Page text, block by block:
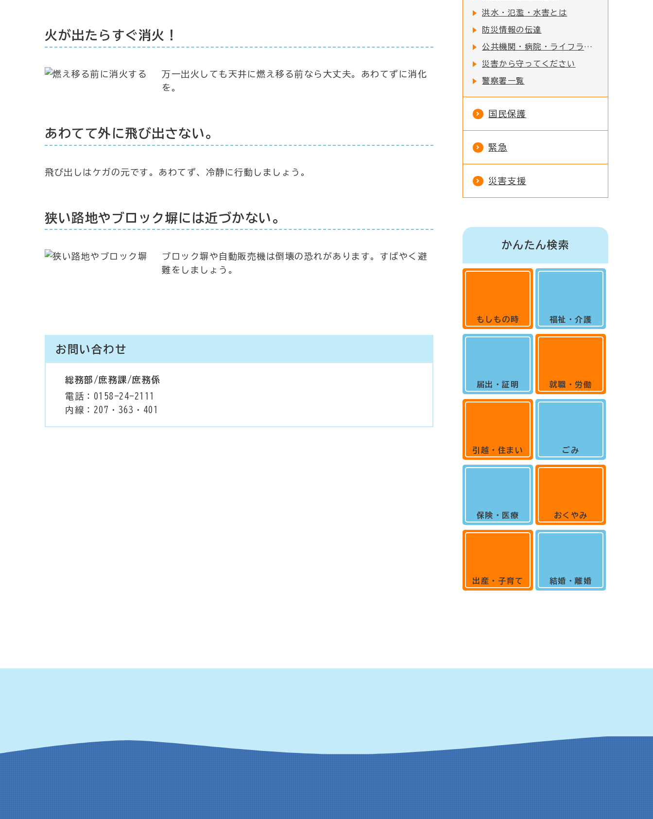
火が出たらすぐ消火！
万一出火しても天井に燃え移る前なら大丈夫。あわてずに消化
を。
あわてて外に飛び出さない。
飛び出しはケガの元です。あわてず、冷静に行動しましょう。
狭い路地やブロック塀には近づかない。
ブロック塀や自動販売機は倒壊の恐れがあります。すばやく避
難をしましょう。
お問い合わせ
総務部/庶務課/庶務係
電話：0158-24-2111
内線：207・363・401
洪水・氾濫・水害とは
防災情報の伝達
公共機関・病院・ライフライン一覧
災害から守ってください
警察署一覧
国民保護
緊急
災害支援
かんたん検索
もしもの時
届出・証明
引越・住まい
保険・医療
出産・子育て
福祉・介護
就職・労働
ごみ
おくやみ
結婚・離婚